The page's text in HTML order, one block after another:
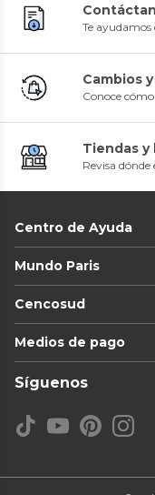
Te ayudamos
Cambios
Conoce
Tiendas y
Revisa
Centro de Ayuda
Mundo Paris
Cencosud
Medios de pago
Síguenos